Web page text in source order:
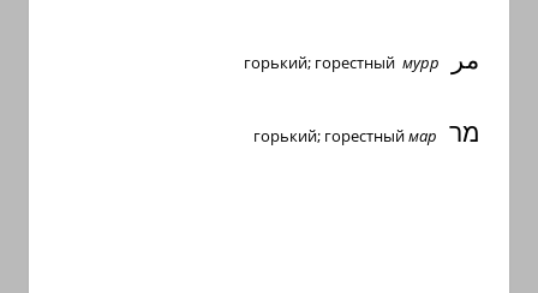
مر горький; горестный мурр
מר горький; горестныймар